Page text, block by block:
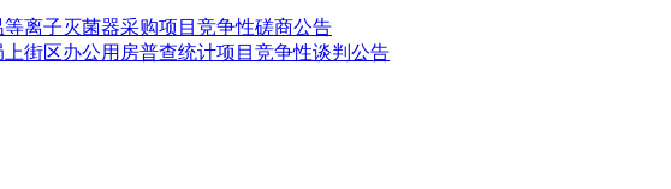
离子灭菌器采购项目竞争性磋商公告
街区办公用房普查统计项目竞争性谈判公告